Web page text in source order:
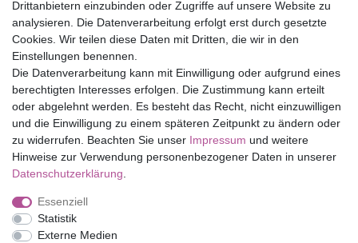
Top Marken
Eduplay
Folia Bringmann
Shop
Mein Konto
Service
Versandkosten
Impressum
Drittanbietern einzubinden oder Zugriffe auf unsere Website zu
analysieren. Die Datenverarbeitung erfolgt erst durch gesetzte
Cookies. Wir teilen diese Daten mit Dritten, die wir in den
Einstellungen benennen.
Die Datenverarbeitung kann mit Einwilligung oder aufgrund eines
berechtigten Interesses erfolgen. Die Zustimmung kann erteilt
oder abgelehnt werden. Es besteht das Recht, nicht einzuwilligen
und die Einwilligung zu einem späteren Zeitpunkt zu ändern oder
zu widerrufen. Beachten Sie unser Impressum und weitere
Hinweise zur Verwendung personenbezogener Daten in unserer
Daten­schutz­erklärung
Essenziell
Statistik
Externe Medien